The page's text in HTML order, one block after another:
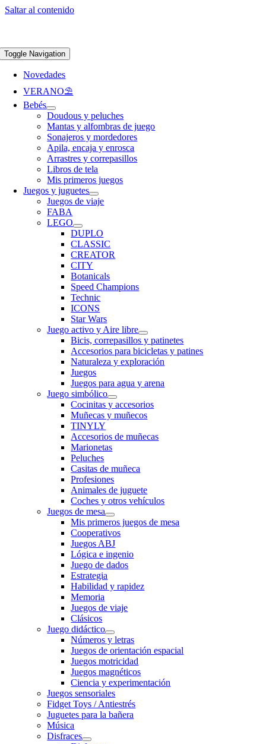
Saltar al contenido
Toggle Navigation
Novedades
VERANO⛱️​
Bebés
Doudous y peluches
Mantas y alfombras de juego
Sonajeros y mordedores
Apila, encaja y enrosca
Arrastres y correpasillos
Libros de tela
Mis primeros juegos
Juegos y juguetes
Juegos de viaje
FABA
LEGO
DUPLO
CLASSIC
CREATOR
CITY
Botanicals
Speed Champions
Technic
ICONS
Star Wars
Juego activo y Aire libre
Bicis, correpasillos y patinetes
Accesorios para bicicletas y patines
Naturaleza y exploración
Juegos
Juegos para agua y arena
Juego simbólico
Cocinitas y accesorios
Muñecas y muñecos
TINYLY
Accesorios de muñecas
Marionetas
Peluches
Casitas de muñeca
Profesiones
Animales de juguete
Coches y otros vehículos
Juegos de mesa
Mis primeros juegos de mesa
Cooperativos
Juegos ABJ
Lógica e ingenio
Juego de dados
Estrategia
Habilidad y rapidez
Memoria
Juegos de viaje
Clásicos
Juego didáctico
Números y letras
Juegos de orientación espacial
Juegos motricidad
Juegos magnéticos
Ciencia y experimentación
Juegos sensoriales
Fidget Toys / Antiestrés
Juguetes para la bañera
Música
Disfraces